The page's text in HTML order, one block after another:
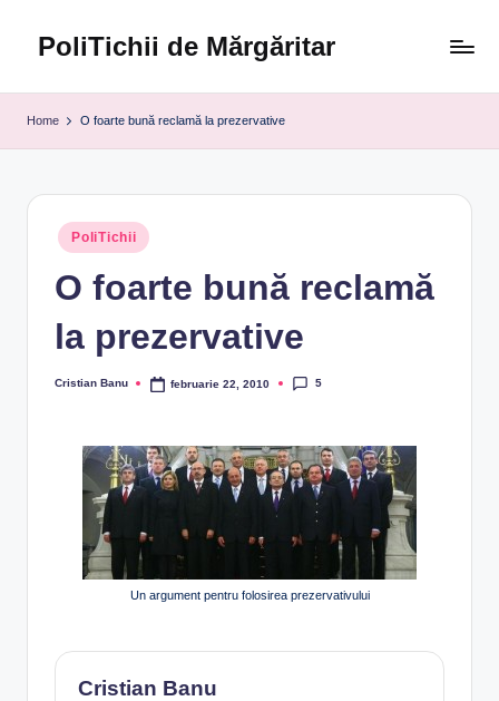
PoliTichii de Mărgăritar
Home O foarte bună reclamă la prezervative
Posted
in
PoliTichii
O foarte bună reclamă
la prezervative
Posted
Cristian Banu februarie 22, 2010 5
Un argument pentru folosirea prezervativului
Cristian Banu